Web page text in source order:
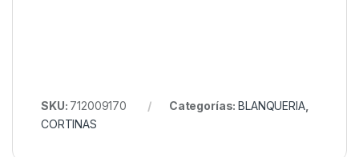
SKU: 712009170 Categorías:BLANQUERIA,
CORTINAS